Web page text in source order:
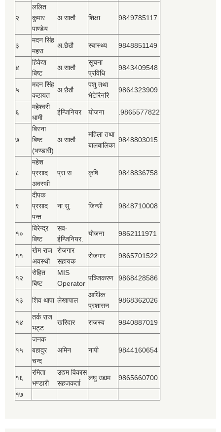
२
ललित
कुमार
पाण्डेय
अ.सातौ शिक्षा 9849785117
३
मदन सिंह
महरा
अ.छैठौ स्वास्थ्य 9848851149
४
हिकेश
बिष्‍ट
अ.सातौ
सूचना
प्रविधि
9843409548
५
मदन सिंह
कठायत
अ.छैठौ
पशु तथा
भेटेरिनरि
9864323909
६
महेश्‍वरी
धामी
ईन्जिनियर योजना .9865577822
७
बिस्‍ना
बिष्‍ट
(भण्डारी)
अ.सातौ
महिला तथा
बालबालिका
9848803015
८
महेश
प्रसाद
अवस्थी
प्रा.स. कृषि 9848836758
९
दीपक
प्रसाद
पन्त
ना.सु. जिन्सी 9848710008
१०
बिरेन्द्र
बिष्‍ट
सव-
ईन्जिनियर.
योजना 9862111971
११
खेम राज
अवस्थी
रोजगार
सहायक
रोजगार 9865701522
१२
रोहित
बिष्‍ट
MIS
Operator
पञ्‍जिकरण 9868428586
१३ शिव थापा लेखापाल
आर्थिक
प्रशासन
9868362026
१४
तर्क राज
भट्ट
खरिदार राजस्‍व 9840887019
१५
जनक
बहादुर
चन्द
अमिन नापी 9844160654
१६
रमिता
भण्डारी
उद्यम विकास
सहजकर्ता
लघु उद्यम 9865660700
१७